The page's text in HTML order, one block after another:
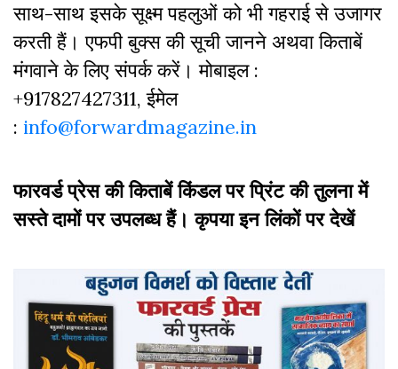
साथ-साथ इसके सूक्ष्म पहलुओं को भी गहराई से उजागर
करती हैं। एफपी बुक्‍स की सूची जानने अथवा किताबें
मंगवाने के लिए संपर्क करें। मोबाइल :
+917827427311, ईमेल
: info@forwardmagazine.in
फारवर्ड प्रेस की किताबें किंडल पर प्रिंट की तुलना में
सस्ते दामों पर उपलब्ध हैं। कृपया इन लिंकों पर देखें